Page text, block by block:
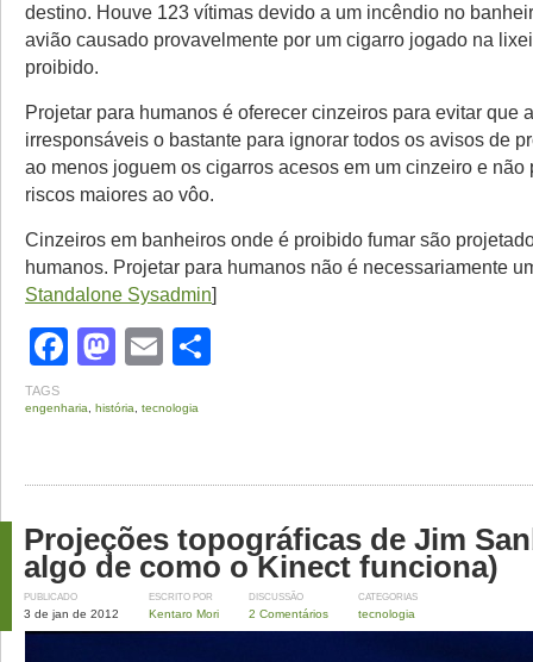
destino. Houve 123 vítimas devido a um incêndio no
avião causado provavelmente por um cigarro jogado na
proibido.
Projetar para humanos é oferecer cinzeiros para evitar que
irresponsáveis o bastante para ignorar todos os avisos de
ao menos joguem os cigarros acesos em um cinzeiro e não
riscos maiores ao vôo.
Cinzeiros em banheiros onde é proibido fumar são
humanos. Projetar para humanos não é necessariamente
Standalone Sysadmin]
Facebook
Mastodon
Email
TAGS
engenharia história tecnologia
Projeções topográficas de Jim
algo de como o Kinect funciona)
PUBLICADO
3 de jan de 2012
ESCRITO POR
Kentaro Mori
DISCUSSÃO
2 Comentários
CATEGORIAS
tecnologia